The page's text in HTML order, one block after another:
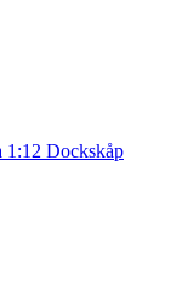
1:12 Dockskåp